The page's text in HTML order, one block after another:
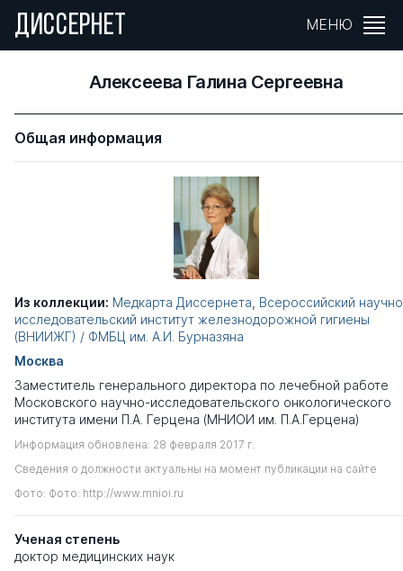
ДИССЕРНЕТ МЕНЮ
Алексеева Галина Сергеевна
Общая информация
Из коллекции: Медкарта Диссернета Всероссийский
исследовательский институт железнодорожной гигиены
(ВНИИЖГ) / ФМБЦ им. А.И. Бурназяна
Москва
Заместитель генерального директора по лечебной работе
Московского научно-исследовательского онкологического
института имени П.А. Герцена (МНИОИ им. П.А.Герцена)
Информация обновлена: 28 февраля 2017 г.
Сведения о должности актуальны на момент публикации на сайте
Фото: Фото: http://www.mnioi.ru
Ученая степень
доктор медицинских наук